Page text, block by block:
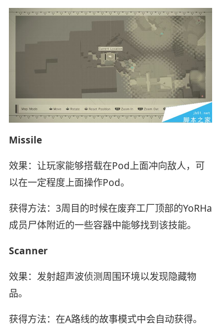
Missile
效果：让玩家能够搭载在Pod上面冲向敌人，可
以在一定程度上面操作Pod。
获得方法：3周目的时候在废弃工厂顶部的YoRHa
成员尸体附近的一些容器中能够找到该技能。
Scanner
效果：发射超声波侦测周围环境以发现隐藏物
品。
获得方法：在A路线的故事模式中会自动获得。